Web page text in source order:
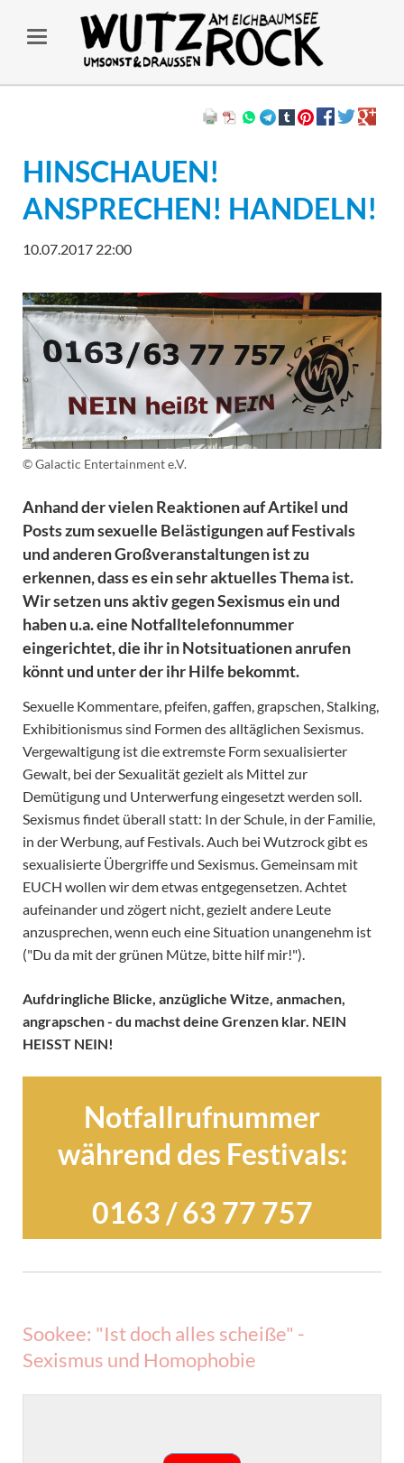
HINSCHAUEN!
ANSPRECHEN! HANDELN!
10.07.2017 22:00
© Galactic Entertainment e.V.
Anhand der vielen Reaktionen auf Artikel und
Posts zum sexuelle Belästigungen auf Festivals
und anderen Großveranstaltungen ist zu
erkennen, dass es ein sehr aktuelles Thema ist.
Wir setzen uns aktiv gegen Sexismus ein und
haben u.a. eine Notfalltelefonnummer
eingerichtet, die ihr in Notsituationen anrufen
könnt und unter der ihr Hilfe bekommt.
Sexuelle Kommentare, pfeifen, gaffen, grapschen, Stalking,
Exhibitionismus sind Formen des alltäglichen Sexismus.
Vergewaltigung ist die extremste Form sexualisierter
Gewalt, bei der Sexualität gezielt als Mittel zur
Demütigung und Unterwerfung eingesetzt werden soll.
Sexismus findet überall statt: In der Schule, in der Familie,
in der Werbung, auf Festivals. Auch bei Wutzrock gibt es
sexualisierte Übergriffe und Sexismus. Gemeinsam mit
EUCH wollen wir dem etwas entgegensetzen. Achtet
aufeinander und zögert nicht, gezielt andere Leute
anzusprechen, wenn euch eine Situation unangenehm ist
("Du da mit der grünen Mütze, bitte hilf mir!").
Aufdringliche Blicke, anzügliche Witze, anmachen,
angrapschen - du machst deine Grenzen klar. NEIN
HEISST NEIN!
Notfallrufnummer
während des Festivals:
0163 / 63 77 757
Sookee: "Ist doch alles scheiße" -
Sexismus und Homophobie